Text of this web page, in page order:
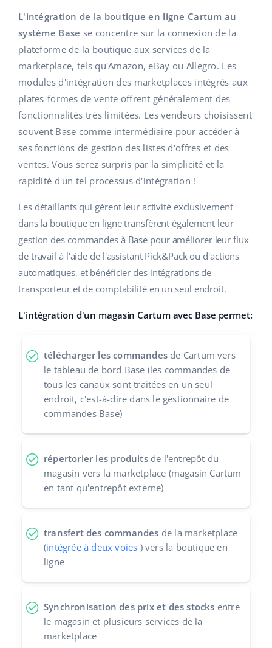
Gestion logistique
Automatisation des flux
Base Connect
L'IA au service du e-commerce
Maison et jardin
Produits pour enfants
Électronique
Pièces automobiles
Supermarché
Santé et beauté
Aide
Académie
Blog
Services
Audit des comptes
Autres
Calculateur de gains
Collaborations et partenaires
Contact
english (US)
english (GB)
english (IN)
čeština
Ελληνικά
español (AR)
español (MX)
Français
Italiano
polski
português (BR)
中文
L'intégration de la boutique en ligne Cartum au
système Base se concentre sur la connexion de la
plateforme de la boutique aux services de la
marketplace, tels qu'Amazon, eBay ou Allegro. Les
modules d'intégration des marketplaces intégrés aux
plates-formes de vente offrent généralement des
fonctionnalités très limitées. Les vendeurs choisissent
souvent Base comme intermédiaire pour accéder à
ses fonctions de gestion des listes d'offres et des
ventes. Vous serez surpris par la simplicité et la
rapidité d'un tel processus d'intégration !
Les détaillants qui gèrent leur activité exclusivement
dans la boutique en ligne transfèrent également leur
gestion des commandes à Base pour améliorer leur flux
de travail à l'aide de l'assistant Pick&Pack ou d'actions
automatiques, et bénéficier des intégrations de
transporteur et de comptabilité en un seul endroit.
L'intégration d'un magasin Cartum avec Base permet:
télécharger les commandes de Cartum vers
le tableau de bord Base (les commandes de
tous les canaux sont traitées en un seul
endroit, c'est-à-dire dans le gestionnaire de
commandes Base)
répertorier les produitsde l'entrepôt du
magasin vers la marketplace (magasin Cartum
en tant qu'entrepôt externe)
transfert des commandes de la marketplace
(intégrée à deux voies ) vers la boutique en
ligne
Synchronisation des prix et des stocks entre
le magasin et plusieurs services de la
marketplace